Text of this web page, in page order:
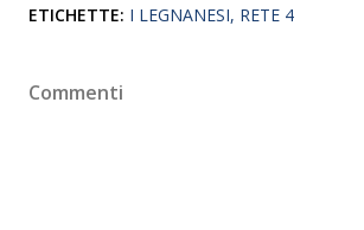
ETICHETTE: I LEGNANESI RETE 4
Commenti